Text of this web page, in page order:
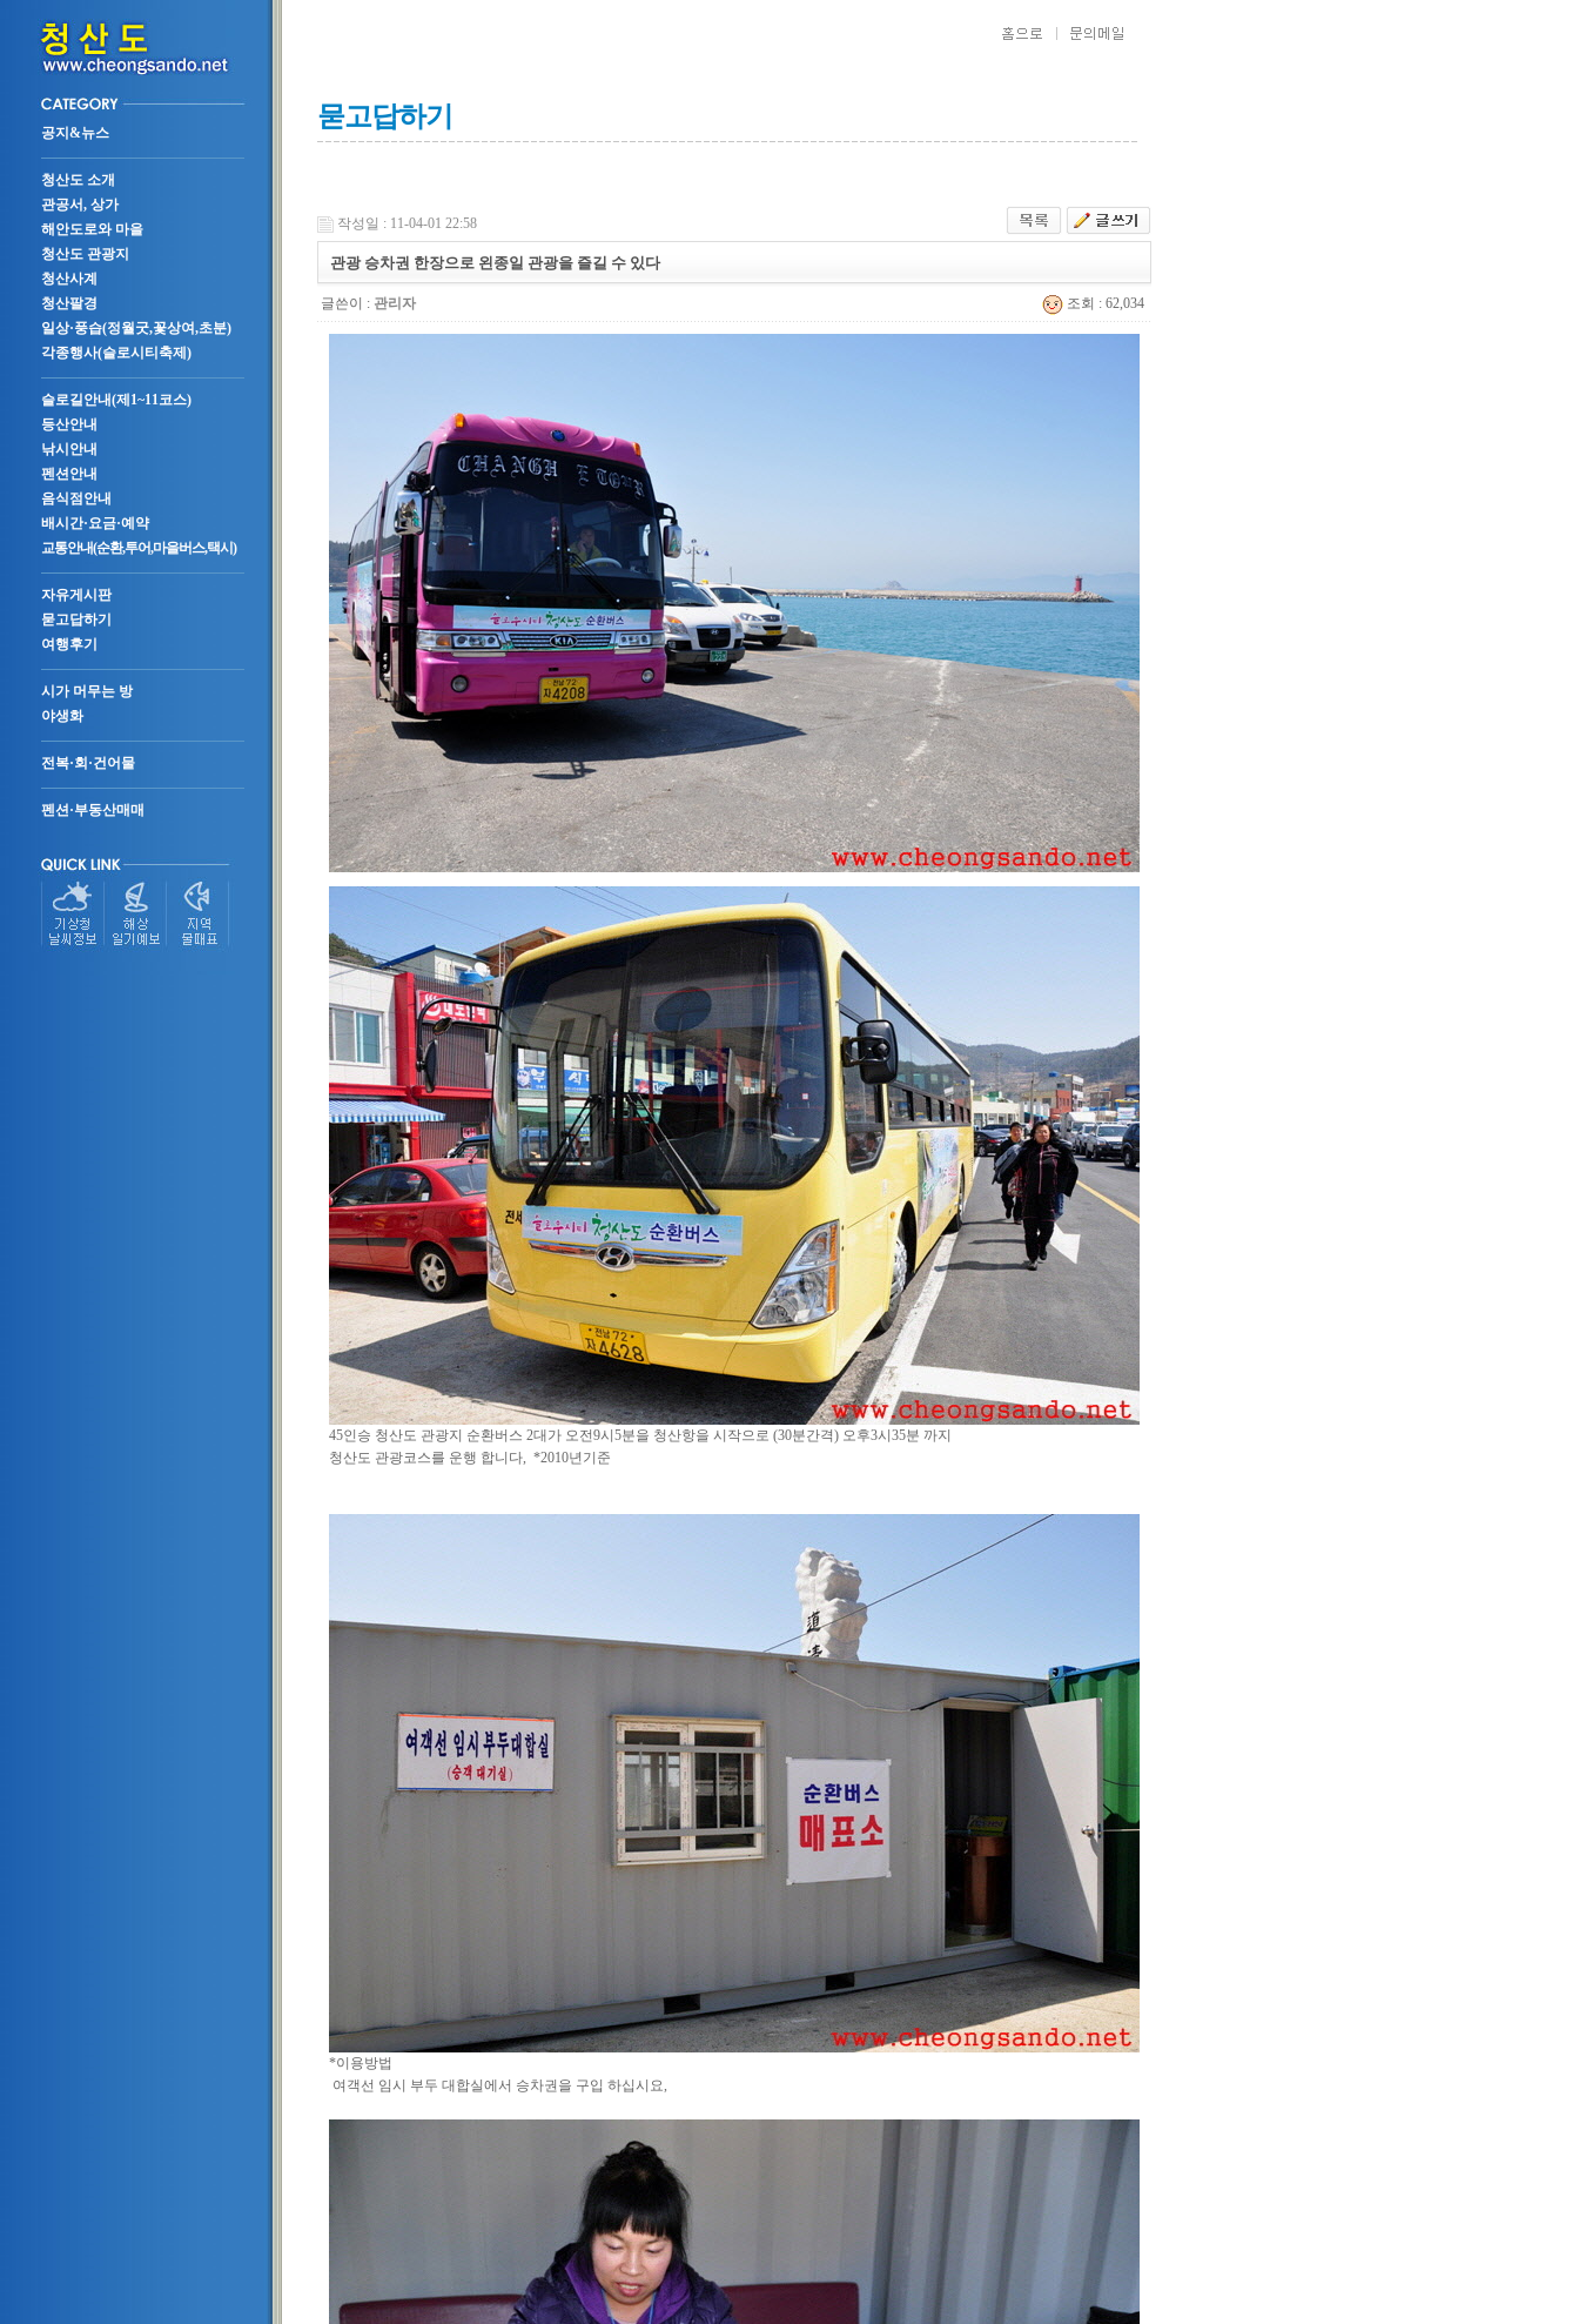
공지&뉴스
청산도 소개
관공서, 상가
해안도로와 마을
청산도 관광지
청산사계
청산팔경
일상·풍습(정월굿,꽃상여,초분)
각종행사(슬로시티축제)
슬로길안내(제1~11코스)
등산안내
낚시안내
펜션안내
음식점안내
배시간·요금·예약
교통안내(순환,투어,마을버스,택시)
자유게시판
묻고답하기
여행후기
시가 머무는 방
야생화
전복·회·건어물
펜션·부동산매매
묻고답하기
작성일 : 11-04-01 22:58
관광 승차권 한장으로 왼종일 관광을 즐길 수 있다
글쓴이 : 관리자 조회 : 62,034
45인승 청산도 관광지 순환버스 2대가 오전9시5분을 청산항을 시작으로 (30분간격) 오후3시35분 까지
청산도 관광코스를 운행 합니다, *2010년기준
*이용방법
여객선 임시 부두 대합실에서 승차권을 구입 하십시요,